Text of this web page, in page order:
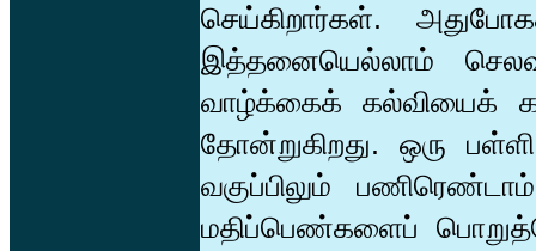
செய்கிறார்கள்.
இத்தனையெல்லாம்
வாழ்க்கைக் கல்வியைக்
தோன்றுகிறது. ஒரு
வகுப்பிலும்
மதிப்பெண்களைப்